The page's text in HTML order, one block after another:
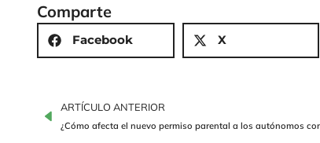
Comparte
Facebook X
ARTÍCULO ANTERIOR
¿Cómo afecta el nuevo permiso parental a los autónomos